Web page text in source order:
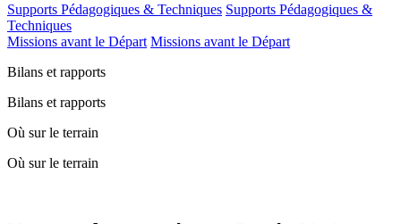
Supports Pédagogiques & Techniques Supports Pédagogiques &
Techniques
Missions avant le Départ Missions avant le Départ
Bilans et rapports
Bilans et rapports
Où sur le terrain
Où sur le terrain